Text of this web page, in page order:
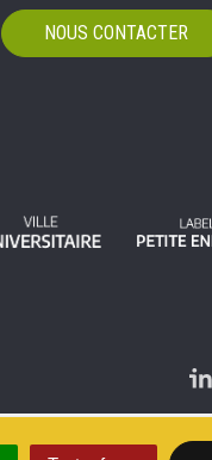
NOUS CONTACTER